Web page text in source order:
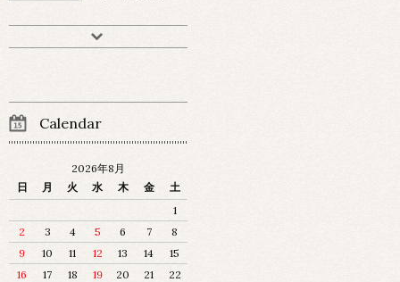
Calendar
2026年8月
日
月 火 水 木 金
土
1
2
3 4 5 6 7
8
9
10 11 12 13 14
15
16
17 18 19 20 21
22